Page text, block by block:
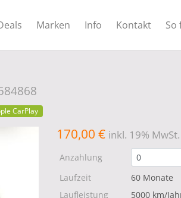
Marken Info Kontakt So
CarPlay
170,00 € inkl. 19% MwSt.
Anzahlung
Laufzeit
60 Monate
Laufleistung
5000 km/